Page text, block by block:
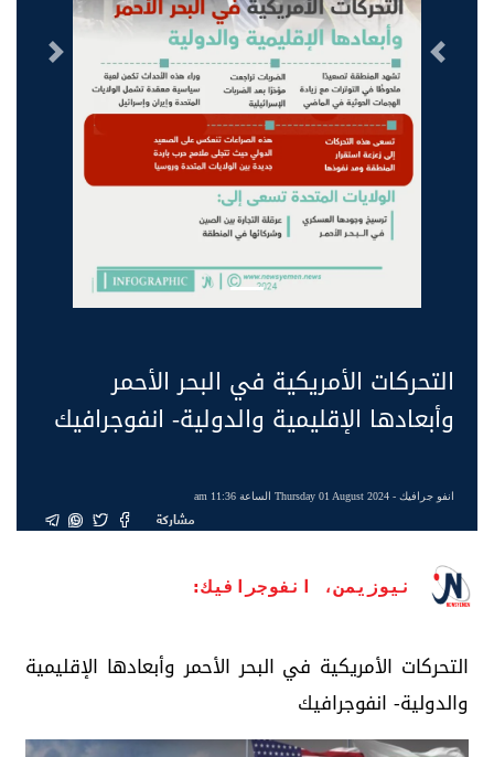
السابق التالى
التحركات الأمريكية في البحر الأحمر
وأبعادها الإقليمية والدولية- انفوجرافيك
انفو جرافيك- Thursday 01 August 2024 الساعة 11:36 am
مشاركة
نيوزيمن، انفوجرافيك:
التحركات الأمريكية في البحر الأحمر وأبعادها الإقليمية
والدولية- انفوجرافيك